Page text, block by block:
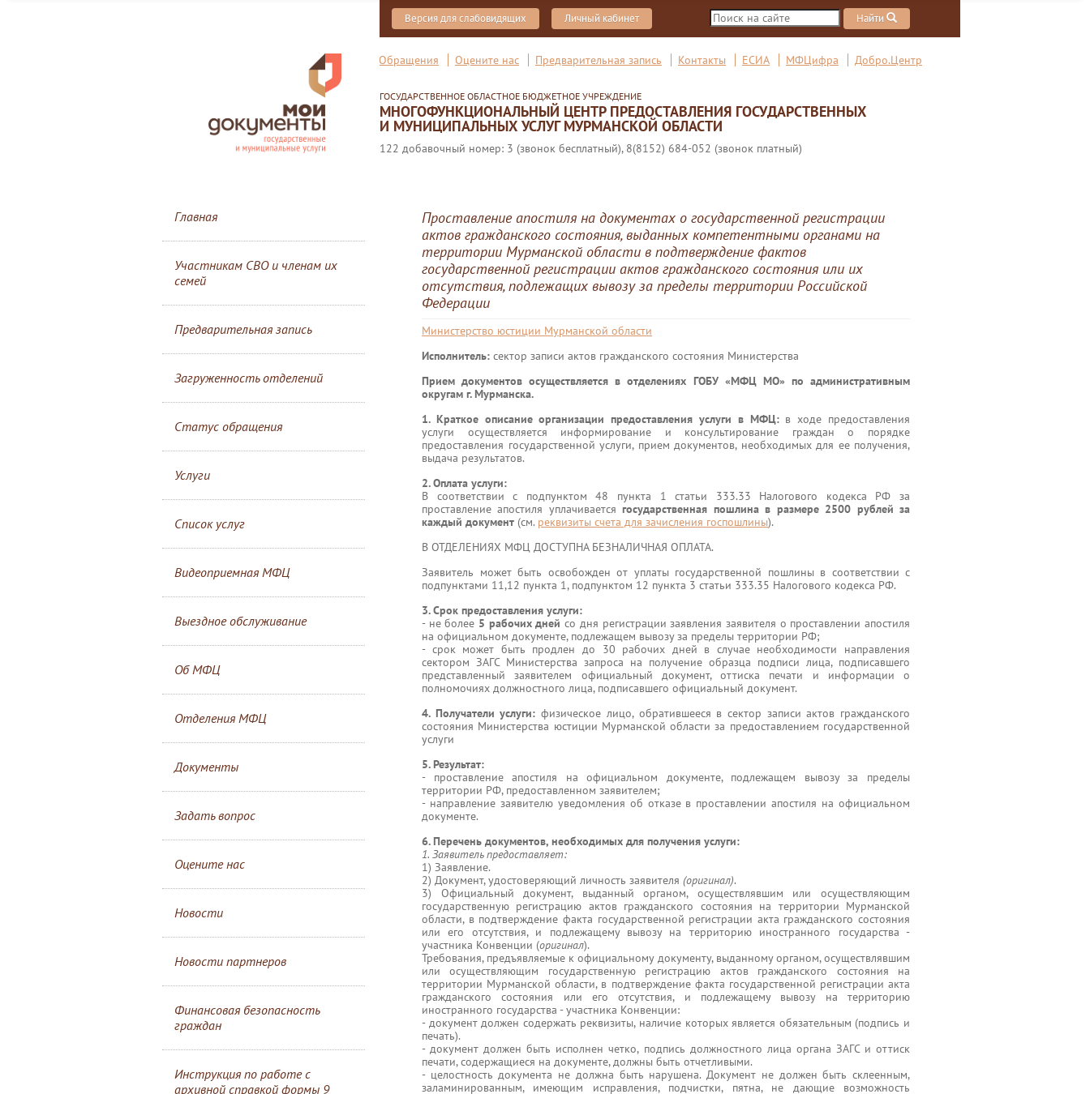
Версия для слабовидящих Личный кабинет Найти
Обращения Оцените нас Предварительная запись Контакты ЕСИА МФЦифра Добро.Центр
ГОСУДАРСТВЕННОЕ ОБЛАСТНОЕ БЮДЖЕТНОЕ УЧРЕЖДЕНИЕ
МНОГОФУНКЦИОНАЛЬНЫЙ ЦЕНТР ПРЕДОСТАВЛЕНИЯ ГОСУДАРСТВЕННЫХ
И МУНИЦИПАЛЬНЫХ УСЛУГ МУРМАНСКОЙ ОБЛАСТИ
122 добавочный номер: 3 (звонок бесплатный), 8(8152) 684-052 (звонок платный)
Главная
Участникам СВО и членам их
семей
Предварительная запись
Загруженность отделений
Статус обращения
Услуги
Список услуг
Видеоприемная МФЦ
Выездное обслуживание
Об МФЦ
Отделения МФЦ
Документы
Задать вопрос
Оцените нас
Новости
Новости партнеров
Финансовая безопасность
граждан
Инструкция по работе с
архивной справкой формы 9
Проставление апостиля на документах о государственной регистрации
актов гражданского состояния, выданных компетентными органами на
территории Мурманской области в подтверждение фактов
государственной регистрации актов гражданского состояния или их
отсутствия, подлежащих вывозу за пределы территории Российской
Федерации
Министерство юстиции Мурманской области
Исполнитель: сектор записи актов гражданского состояния Министерства
Прием документов осуществляется в отделениях ГОБУ «МФЦ МО» по административным
округам г. Мурманска.
1. Краткое описание организации предоставления услуги в МФЦ:в ходе предоставления
услуги осуществляется информирование и консультирование граждан о порядке
предоставления государственной услуги, прием документов, необходимых для ее получения,
выдача результатов.
2. Оплата услуги:
В соответствии с подпунктом 48 пункта 1 статьи 333.33 Налогового кодекса РФ за
проставление апостиля уплачиваетсягосударственная пошлина в размере 2500 рублей за
каждый документ (см. реквизиты счета для зачисления госпошлины).
В ОТДЕЛЕНИЯХ МФЦ ДОСТУПНА БЕЗНАЛИЧНАЯ ОПЛАТА.
Заявитель может быть освобожден от уплаты государственной пошлины в соответствии с
подпунктами 11,12 пункта 1, подпунктом 12 пункта 3 статьи 333.35 Налогового кодекса РФ.
3. Срок предоставления услуги:
- не более 5 рабочих дней со дня регистрации заявления заявителя о проставлении апостиля
на официальном документе, подлежащем вывозу за пределы территории РФ;
- срок может быть продлен до 30 рабочих дней в случае необходимости направления
сектором ЗАГС Министерства запроса на получение образца подписи лица, подписавшего
представленный заявителем официальный документ, оттиска печати и информации о
полномочиях должностного лица, подписавшего официальный документ.
4. Получатели услуги:физическое лицо, обратившееся в сектор записи актов гражданского
состояния Министерства юстиции Мурманской области за предоставлением государственной
услуги
5. Результат:
- проставление апостиля на официальном документе, подлежащем вывозу за пределы
территории РФ, предоставленном заявителем;
- направление заявителю уведомления об отказе в проставлении апостиля на официальном
документе.
6. Перечень документов, необходимых для получения услуги:
1. Заявитель предоставляет:
1) Заявление.
2) Документ, удостоверяющий личность заявителя (оригинал).
3) Официальный документ, выданный органом, осуществлявшим или осуществляющим
государственную регистрацию актов гражданского состояния на территории Мурманской
области, в подтверждение факта государственной регистрации акта гражданского состояния
или его отсутствия, и подлежащему вывозу на территорию иностранного государства -
участника Конвенции (оригинал).
Требования, предъявляемые к официальному документу, выданному органом, осуществлявшим
или осуществляющим государственную регистрацию актов гражданского состояния на
территории Мурманской области, в подтверждение факта государственной регистрации акта
гражданского состояния или его отсутствия, и подлежащему вывозу на территорию
иностранного государства - участника Конвенции:
- документ должен содержать реквизиты, наличие которых является обязательным (подпись и
печать).
- документ должен быть исполнен четко, подпись должностного лица органа ЗАГС и оттиск
печати, содержащиеся на документе, должны быть отчетливыми.
- целостность документа не должна быть нарушена. Документ не должен быть склеенным,
заламинированным, имеющим исправления, подчистки, пятна, не дающие возможность